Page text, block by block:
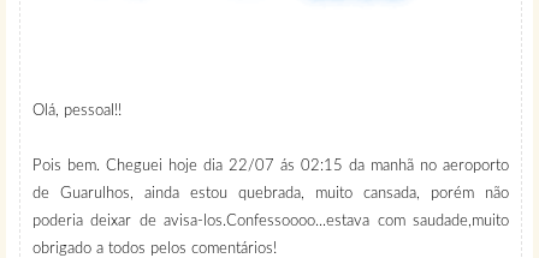
Olá, pessoal!!
Pois bem. Cheguei hoje dia 22/07 ás 02:15 da manhã no aeroporto
de Guarulhos, ainda estou quebrada, muito cansada, porém não
poderia deixar de avisa-los.Confessoooo...estava com saudade,muito
obrigado a todos pelos comentários!